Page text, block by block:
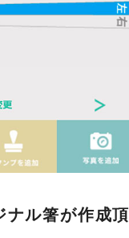
ナル箸が作成